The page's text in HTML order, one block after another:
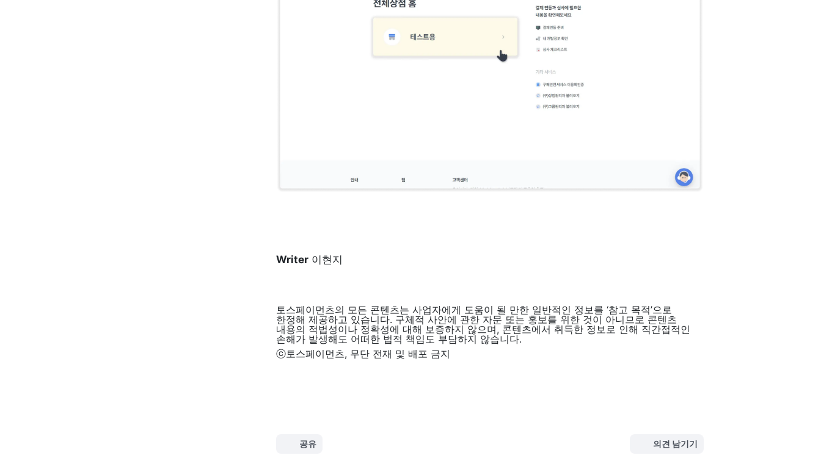
Writer 이현지
토스페이먼츠의 모든 콘텐츠는 사업자에게 도움이 될 만한 일반적인 정보를 ‘참고 목적’으로
한정해 제공하고 있습니다. 구체적 사안에 관한 자문 또는 홍보를 위한 것이 아니므로 콘텐츠
내용의 적법성이나 정확성에 대해 보증하지 않으며, 콘텐츠에서 취득한 정보로 인해 직간접적인
손해가 발생해도 어떠한 법적 책임도 부담하지 않습니다.
ⓒ토스페이먼츠, 무단 전재 및 배포 금지
공유 의견 남기기